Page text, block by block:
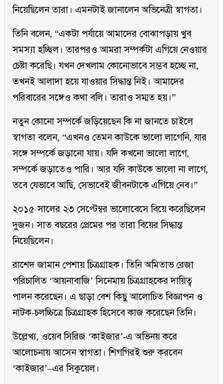
নিয়েছিলেন তারা। এমনটাই জানালেন অভিনেত্রী স্বাগতা।
তিনি বলেন, “একটা পর্যায়ে আমাদের বোঝাপড়ায় খুব
সমস্যা হচ্ছিল। তারপরও আমরা সম্পর্কটা এগিয়ে নেওয়ার
চেষ্টা করেছি। যখন দেখলাম কোনোভাবে সম্ভব হচ্ছে না,
তখনই আলাদা হয়ে যাওয়ার সিদ্ধান্ত নিই। আমাদের
পরিবারের সঙ্গেও কথা বলি। তারাও সম্মত হয়।”
নতুন কোনো সম্পর্কে জড়িয়েছেন কি না জানতে চাইলে
স্বাগতা বলেন, “এখনও তেমন কাউকে ভালো লাগেনি, যার
সঙ্গে সম্পর্কে জড়ানো যায়। যদি কখনো ভালো লাগে,
সম্পর্কে জড়াতেও পারি। আর যদি কাউকে ভালো না লাগে,
তবে যেভাবে আছি, সেভাবেই জীবনটাকে এগিয়ে নেব।”
২০১৫ সালের ২৩ সেপ্টেম্বর ভালোবেসে বিয়ে করেছিলেন
দুজন। সাত বছরের প্রেমের পর তারা বিয়ের সিদ্ধান্ত
নিয়েছিলেন।
রাশেদ জামান পেশায় চিত্রগ্রাহক। তিনি অমিতাভ রেজা
পরিচালিত ‘আয়নাবাজি’ সিনেমায় চিত্রগ্রাহকের দায়িত্ব
পালন করেছেন। এ ছাড়া বেশ কিছু আলোচিত বিজ্ঞাপন ও
নাটক-চলচ্চিত্রে চিত্রগ্রাহক হিসেবে কাজ করেছেন তিনি।
উল্লেখ্য, ওয়েব সিরিজ ‘কাইজার’-এ অভিনয় করে
আলোচনায় আসেন স্বাগতা। শিগগিরই শুরু করবেন
‘কাইজার’–এর সিকুয়েল।